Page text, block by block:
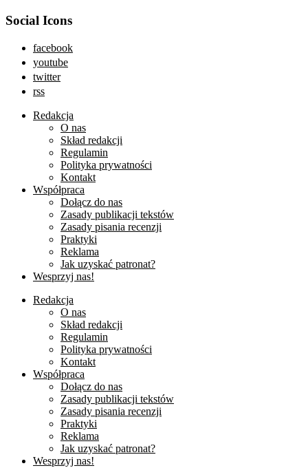
Social Icons
facebook
youtube
twitter
rss
Redakcja
O nas
Skład redakcji
Regulamin
Polityka prywatności
Kontakt
Współpraca
Dołącz do nas
Zasady publikacji tekstów
Zasady pisania recenzji
Praktyki
Reklama
Jak uzyskać patronat?
Wesprzyj nas!
Redakcja
O nas
Skład redakcji
Regulamin
Polityka prywatności
Kontakt
Współpraca
Dołącz do nas
Zasady publikacji tekstów
Zasady pisania recenzji
Praktyki
Reklama
Jak uzyskać patronat?
Wesprzyj nas!